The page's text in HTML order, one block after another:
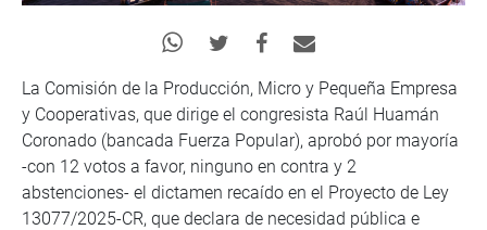
La Comisión de la Producción, Micro y Pequeña Empresa
y Cooperativas, que dirige el congresista Raúl Huamán
Coronado (bancada Fuerza Popular), aprobó por mayoría
-con 12 votos a favor, ninguno en contra y 2
abstenciones- el dictamen recaído en el Proyecto de Ley
13077/2025-CR, que declara de necesidad pública e